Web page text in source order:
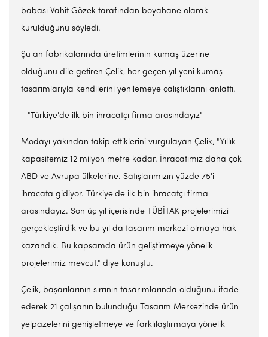
babası Vahit Gözek tarafından boyahane olarak
kurulduğunu söyledi.
Şu an fabrikalarında üretimlerinin kumaş üzerine
olduğunu dile getiren Çelik, her geçen yıl yeni kumaş
tasarımlarıyla kendilerini yenilemeye çalıştıklarını anlattı.
- "Türkiye'de ilk bin ihracatçı firma arasındayız"
Modayı yakından takip ettiklerini vurgulayan Çelik, "Yıllık
kapasitemiz 12 milyon metre kadar. İhracatımız daha çok
ABD ve Avrupa ülkelerine. Satışlarımızın yüzde 75'i
ihracata gidiyor. Türkiye'de ilk bin ihracatçı firma
arasındayız. Son üç yıl içerisinde TÜBİTAK projelerimizi
gerçekleştirdik ve bu yıl da tasarım merkezi olmaya hak
kazandık. Bu kapsamda ürün geliştirmeye yönelik
projelerimiz mevcut." diye konuştu.
Çelik, başarılarının sırrının tasarımlarında olduğunu ifade
ederek 21 çalışanın bulunduğu Tasarım Merkezinde ürün
yelpazelerini genişletmeye ve farklılaştırmaya yönelik